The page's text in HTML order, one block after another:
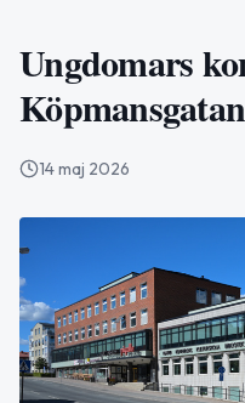
Ungdomars
14 maj 2026